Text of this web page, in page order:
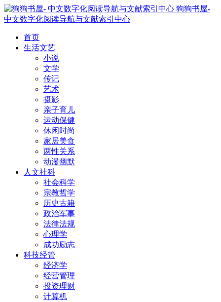
狗狗书屋-
中文数字化阅读导航与文献索引中心
首页
生活文艺
小说
文学
传记
艺术
摄影
亲子育儿
运动保健
休闲时尚
家居美食
两性关系
动漫幽默
人文社科
社会科学
宗教哲学
历史古籍
政治军事
法律法规
心理学
成功励志
科技经管
经济学
经营管理
投资理财
计算机